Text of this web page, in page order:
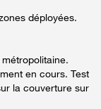
déployées.
en cours. Test
la couverture sur